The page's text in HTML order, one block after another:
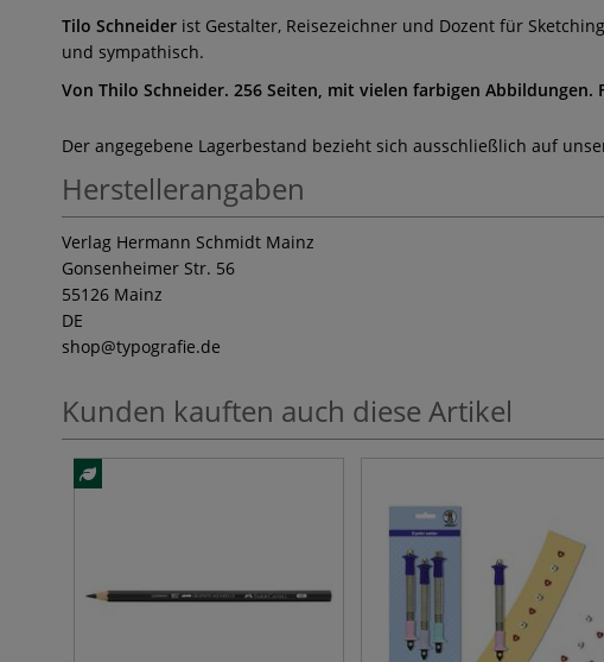
Tilo Schneider ist Gestalter, Reisezeichner und Dozent für
und sympathisch.
Von Thilo Schneider. 256 Seiten, mit vielen farbigen Abbildungen.
Der angegebene Lagerbestand bezieht sich ausschließlich auf
Herstellerangaben
Verlag Hermann Schmidt Mainz
Gonsenheimer Str. 56
55126 Mainz
DE
shop@typografie.de
Kunden kauften auch diese Artikel